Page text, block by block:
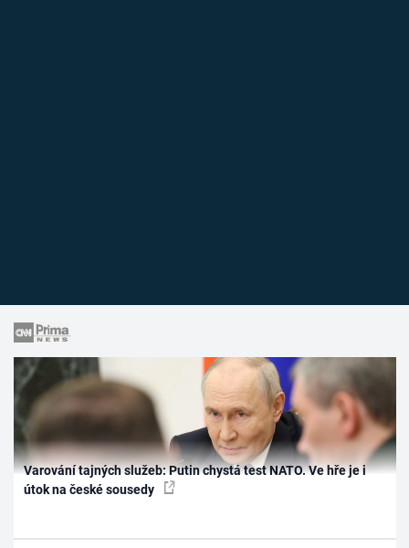
Varování tajných služeb: Putin chystá test NATO. Ve hře je i
útok na české sousedy